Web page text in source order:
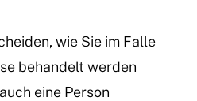
wie Sie im Falle
behandelt werden
eine Person